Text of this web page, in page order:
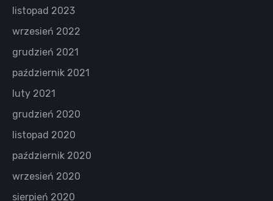
listopad 2023
wrzesień 2022
grudzień 2021
październik 2021
luty 2021
grudzień 2020
listopad 2020
październik 2020
wrzesień 2020
sierpień 2020